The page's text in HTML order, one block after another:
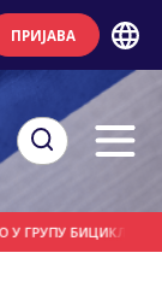
ПРИЈАВА
БИЦИКЛИСТА